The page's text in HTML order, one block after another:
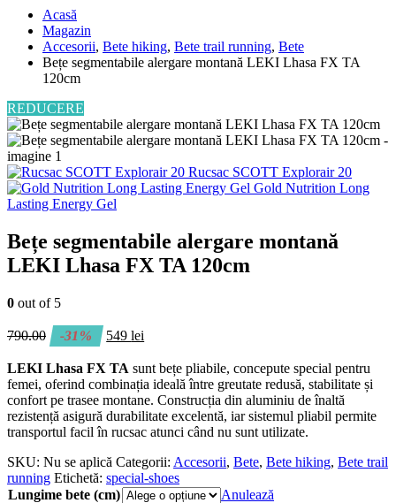
Acasă
Magazin
Accesorii, Bete hiking, Bete trail running, Bete
Bețe segmentabile alergare montană LEKI Lhasa FX TA
120cm
REDUCERE
Rucsac SCOTT Explorair 20
Gold Nutrition Long
Lasting Energy Gel
Bețe segmentabile alergare montană
LEKI Lhasa FX TA 120cm
0 out of 5
790.00 -31% 549lei
LEKI Lhasa FX TA sunt bețe pliabile, concepute special pentru
femei, oferind combinația ideală între greutate redusă, stabilitate și
confort pe trasee montane. Construcția din aluminiu de înaltă
rezistență asigură durabilitate excelentă, iar sistemul pliabil permite
transportul facil în rucsac atunci când nu sunt utilizate.
SKU: Nu se aplică Categorii: Accesorii, Bete, Bete hiking, Bete trail
running Etichetă: special-shoes
Lungime bete (cm)
Anulează